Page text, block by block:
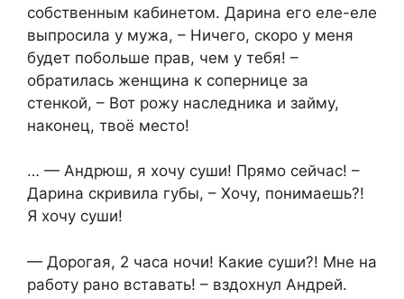
собственным кабинетом. Дарина его еле-еле
выпросила у мужа, – Ничего, скоро у меня
будет побольше прав, чем у тебя! –
обратилась женщина к сопернице за
стенкой, – Вот рожу наследника и займу,
наконец, твоё место!
… — Андрюш, я хочу суши! Прямо сейчас! –
Дарина скривила губы, – Хочу, понимаешь?!
Я хочу суши!
— Дорогая, 2 часа ночи! Какие суши?! Мне на
работу рано вставать! – вздохнул Андрей.